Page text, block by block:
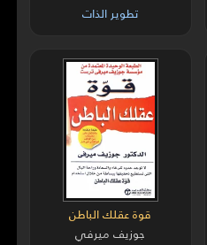
تطوير الذات
قوة عقلك الباطن
جوزيف ميرفي